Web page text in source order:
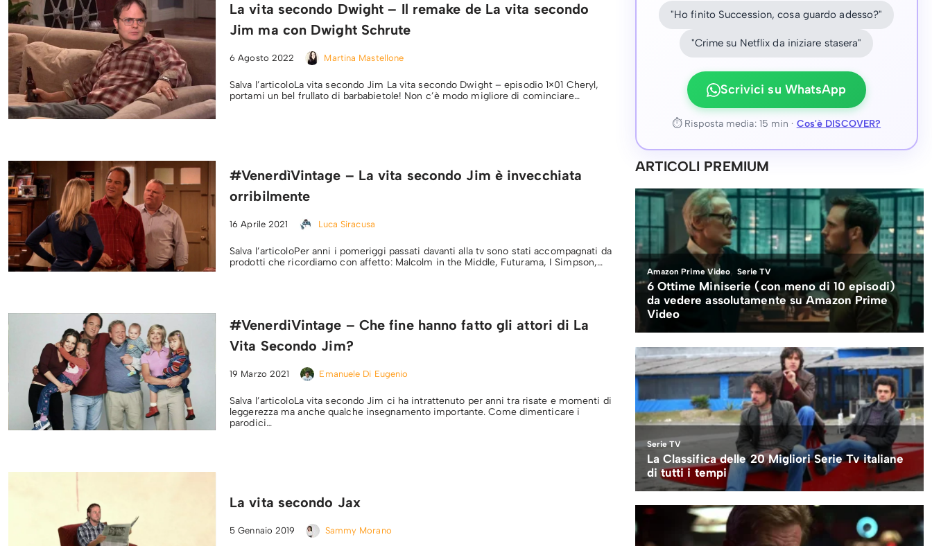
La vita secondo Dwight – Il remake de La vita secondo
Jim ma con Dwight Schrute
6 Agosto 2022 Martina Mastellone
Salva l’articoloLa vita secondo Jim La vita secondo Dwight – episodio 1×01 Cheryl,
portami un bel frullato di barbabietole! Non c’è modo migliore di cominciare…
#VenerdìVintage – La vita secondo Jim è invecchiata
orribilmente
16 Aprile 2021 Luca Siracusa
Salva l’articoloPer anni i pomeriggi passati davanti alla tv sono stati accompagnati da
prodotti che ricordiamo con affetto: Malcolm in the Middle, Futurama, I Simpson,…
#VenerdiVintage – Che fine hanno fatto gli attori di La
Vita Secondo Jim?
19 Marzo 2021 Emanuele Di Eugenio
Salva l’articoloLa vita secondo Jim ci ha intrattenuto per anni tra risate e momenti di
leggerezza ma anche qualche insegnamento importante. Come dimenticare i
parodici…
La vita secondo Jax
5 Gennaio 2019 Sammy Morano
"Ho finito Succession, cosa guardo adesso?"
"Crime su Netflix da iniziare stasera"
Scrivici su WhatsApp
⏱ Risposta media: 15 min · Cos'è DISCOVER?
ARTICOLI PREMIUM